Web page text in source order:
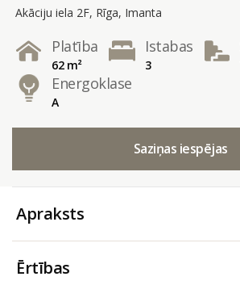
Akāciju iela 2F, Rīga, Imanta
Platība
62 m²
Istabas
3
Energoklase
A
Saziņas iespējas
Apraksts
Ērtības